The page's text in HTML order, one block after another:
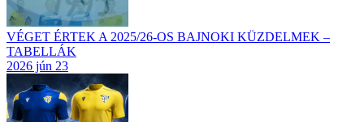
VÉGET ÉRTEK A 2025/26-OS BAJNOKI KÜZDELMEK –
TABELLÁK
2026 jún 23